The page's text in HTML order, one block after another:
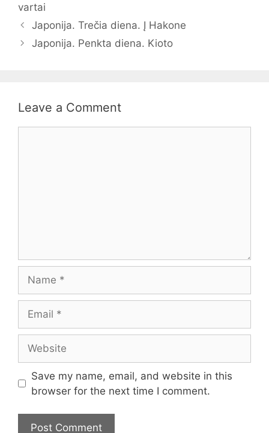
vartai
Japonija. Trečia diena. Į Hakone
Japonija. Penkta diena. Kioto
Leave a Comment
Save my name, email, and website in this
browser for the next time I comment.